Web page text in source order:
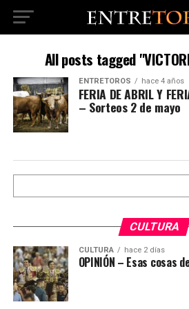
All posts tagged
ENTRETOROS hace 4 años
FERIA DE ABRIL Y
– Sorteos 2 de mayo
Buscar
CULTURA
CULTURA hace 2 días
OPINIÓN – Esas cosas